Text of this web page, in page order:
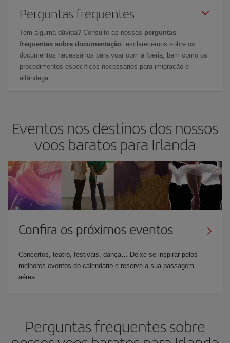
Perguntas frequentes
Tem alguma dúvida? Consulte as nossas perguntas
frequentes sobre documentação: esclarecemos sobre os
documentos necessários para voar com a Iberia, bem como os
procedimentos específicos necessários para imigração e
alfândega.
Eventos nos destinos dos nossos
voos baratos para Irlanda
Confira os próximos eventos
Concertos, teatro, festivais, dança… Deixe-se inspirar pelos
melhores eventos do calendario e reserve a sua passagem
aérea.
Perguntas frequentes sobre